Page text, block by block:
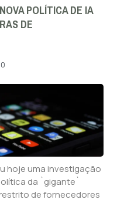
POLÍTICA DE IA
DE
hoje uma investigação
da `gigante`
de fornecedores